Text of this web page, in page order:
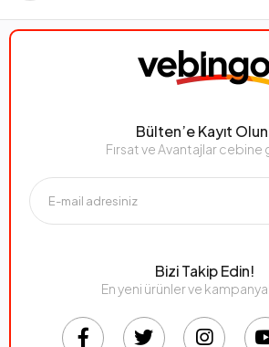
Bülten’e Kayıt
Fırsat ve Avantajlar cebine
Bizi Takip Edin!
En yeni ürünler ve